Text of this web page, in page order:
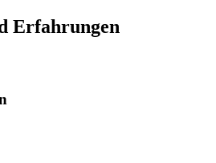
Erfahrungen